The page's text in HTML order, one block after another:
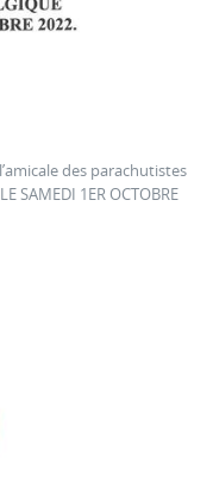
des parachutistes
SAMEDI 1ER OCTOBRE